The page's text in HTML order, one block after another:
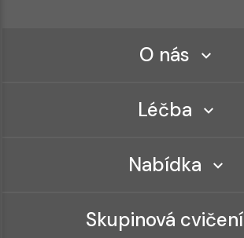
O nás
Léčba
Nabídka
Skupinová cvičení